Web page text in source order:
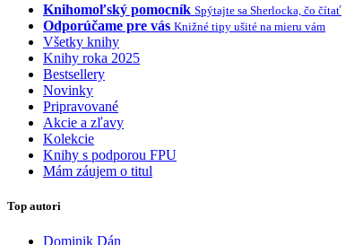
Knihomoľský pomocník Spýtajte sa Sherlocka, čo čítať
Odporúčame pre vás Knižné tipy ušité na mieru vám
Všetky knihy
Knihy roka 2025
Bestsellery
Novinky
Pripravované
Akcie a zľavy
Kolekcie
Knihy s podporou FPU
Mám záujem o titul
Top autori
Dominik Dán